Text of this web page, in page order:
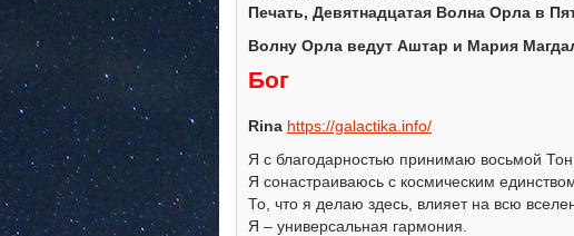
Печать, Девятнадцатая Волна Орла в
Волну Орла ведут Аштар и Мария
Бог
Rina https://galactika.info/
Я с благодарностью принимаю восьмой Тон
Я сонастраиваюсь с космическим
То, что я делаю здесь, влияет на всю
Я – универсальная гармония.